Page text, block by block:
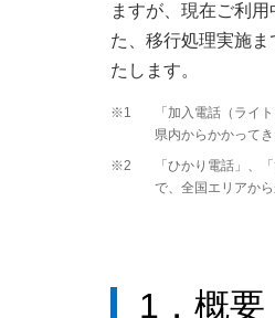
ますが、現在ご利
た、移行処理実施
たします。
※1
「加入電話（ライ
県内からかかって
※2
「ひかり電話」、
で、全国エリアか
1．概要